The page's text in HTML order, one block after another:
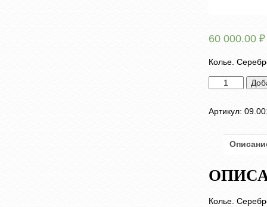
60 000.00 ₽
Колье.
Количество
товара
Артикул:
Колье.